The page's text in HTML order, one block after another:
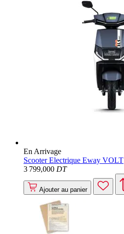
En Arrivage
Scooter Electrique Eway VOLT
3 799,000 DT
Ajouter au panier